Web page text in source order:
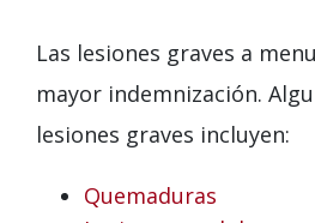
Las lesiones graves a
mayor indemnización.
lesiones graves incluyen:
Quemaduras